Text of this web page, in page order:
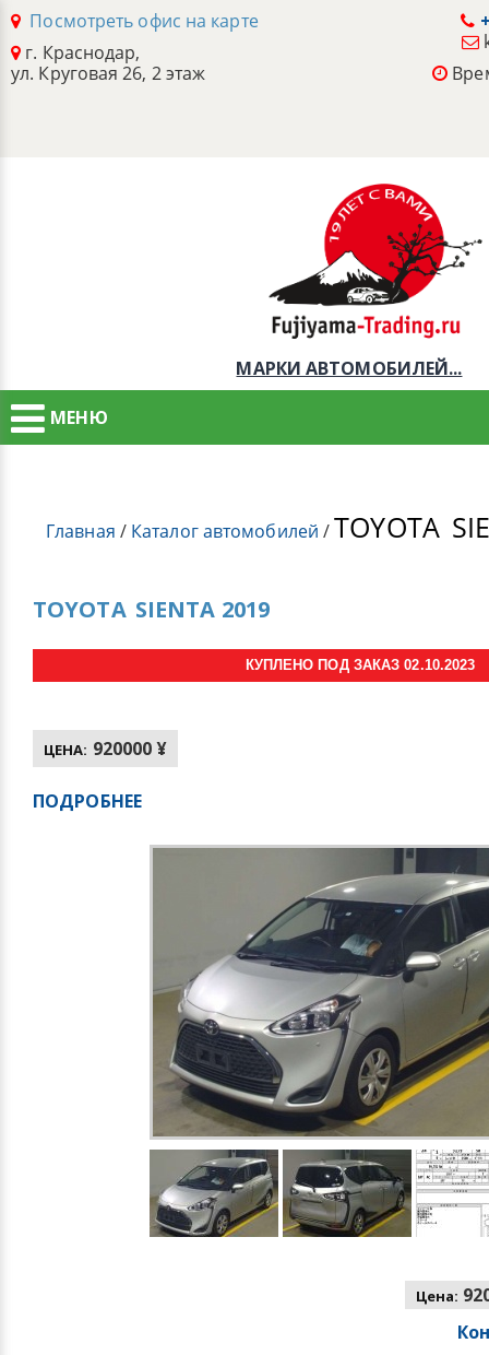
Посмотреть офис на карте
г. Краснодар,
ул. Круговая 26, 2 этаж
МАРКИ АВТОМОБИЛЕЙ...
МЕНЮ
Главная / Каталог автомобилей /TOYOTA
TOYOTA SIENTA 2019
КУПЛЕНО ПОД ЗАКАЗ 02.10.2023
ЦЕНА: 920000 ¥
ПОДРОБНЕЕ
Цена: